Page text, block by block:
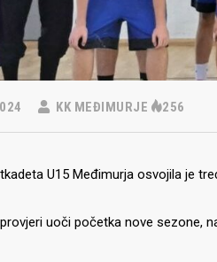
KK MEĐIMURJE 256
U15 Međimurja osvojila je
uoči početka nove sezone,